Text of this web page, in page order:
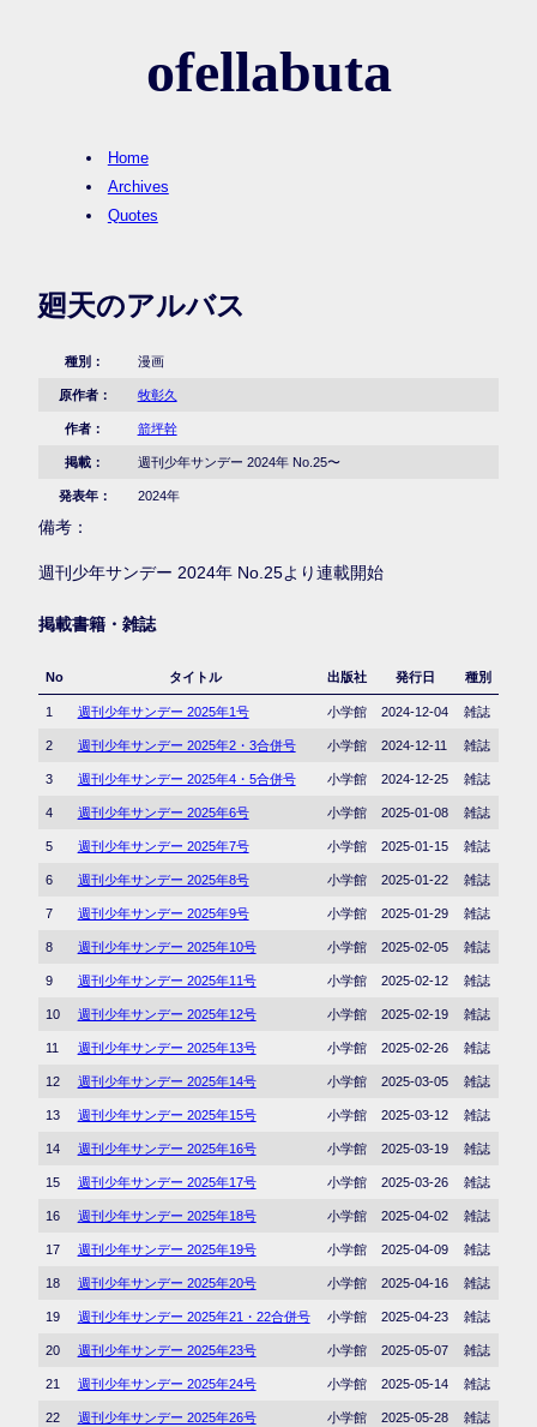
ofellabuta
Home
Archives
Quotes
廻天のアルバス
種別： 漫画
原作者： 牧彰久
作者： 箭坪幹
掲載： 週刊少年サンデー 2024年 No.25〜
発表年： 2024年
備考：
週刊少年サンデー 2024年 No.25より連載開始
掲載書籍・雑誌
No タイトル 出版社 発行日 種別
1 週刊少年サンデー 2025年1号 小学館 2024-12-04 雑誌
2 週刊少年サンデー 2025年2・3合併号 小学館 2024-12-11 雑誌
3 週刊少年サンデー 2025年4・5合併号 小学館 2024-12-25 雑誌
4 週刊少年サンデー 2025年6号 小学館 2025-01-08 雑誌
5 週刊少年サンデー 2025年7号 小学館 2025-01-15 雑誌
6 週刊少年サンデー 2025年8号 小学館 2025-01-22 雑誌
7 週刊少年サンデー 2025年9号 小学館 2025-01-29 雑誌
8 週刊少年サンデー 2025年10号 小学館 2025-02-05 雑誌
9 週刊少年サンデー 2025年11号 小学館 2025-02-12 雑誌
10 週刊少年サンデー 2025年12号 小学館 2025-02-19 雑誌
11 週刊少年サンデー 2025年13号 小学館 2025-02-26 雑誌
12 週刊少年サンデー 2025年14号 小学館 2025-03-05 雑誌
13 週刊少年サンデー 2025年15号 小学館 2025-03-12 雑誌
14 週刊少年サンデー 2025年16号 小学館 2025-03-19 雑誌
15 週刊少年サンデー 2025年17号 小学館 2025-03-26 雑誌
16 週刊少年サンデー 2025年18号 小学館 2025-04-02 雑誌
17 週刊少年サンデー 2025年19号 小学館 2025-04-09 雑誌
18 週刊少年サンデー 2025年20号 小学館 2025-04-16 雑誌
19 週刊少年サンデー 2025年21・22合併号 小学館 2025-04-23 雑誌
20 週刊少年サンデー 2025年23号 小学館 2025-05-07 雑誌
21 週刊少年サンデー 2025年24号 小学館 2025-05-14 雑誌
22 週刊少年サンデー 2025年26号 小学館 2025-05-28 雑誌